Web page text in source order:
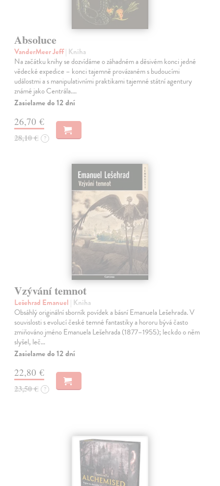
Absoluce
VanderMeer Jeff| Kniha
Na začátku knihy se dozvídáme o záhadném a děsivém konci jedné
vědecké expedice – konci tajemně provázaném s budoucími
událostmi a s manipulativními praktikami tajemné státní agentury
známé jako Centrála.…
Zasielame do 12 dní
26,70 €
28,10 € ?
Vzývání temnot
Lešehrad Emanuel | Kniha
Obsáhlý originální sborník povídek a básní Emanuela Lešehrada. V
souvislosti s evolucí české temné fantastiky a hororu bývá často
zmiňováno jméno Emanuela Lešehrada (1877–1955); leckdo o něm
slyšel, leč…
Zasielame do 12 dní
22,80 €
23,50 € ?